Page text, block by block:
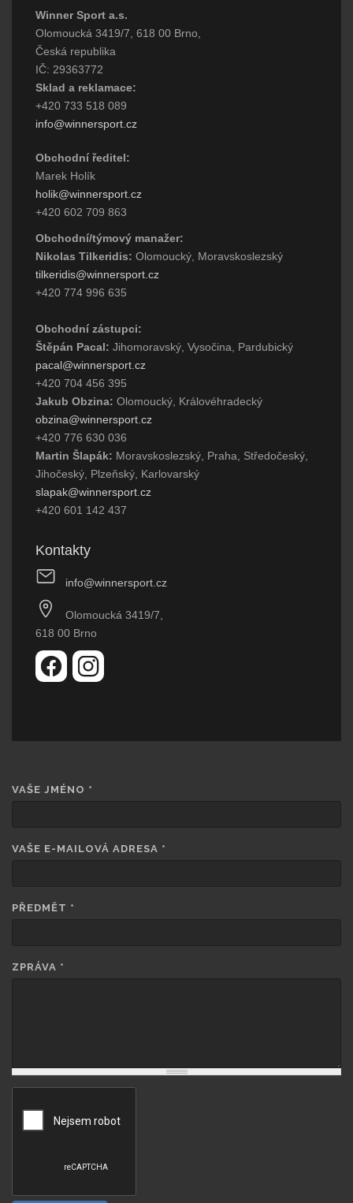
Winner Sport a.s.
Olomoucká 3419/7, 618 00 Brno,
Česká republika
IČ: 29363772
Sklad a reklamace:
+420 733 518 089
info@winnersport.cz
Obchodní ředitel:
Marek Holík
holik@winnersport.cz
+420 602 709 863
Obchodní/týmový manažer:
Nikolas Tilkeridis: Olomoucký, Moravskoslezský
tilkeridis@winnersport.cz
+420 774 996 635
Obchodní zástupci:
Štěpán Pacal: Jihomoravský, Vysočina, Pardubický
pacal@winnersport.cz
+420 704 456 395
Jakub Obzina: Olomoucký, Královéhradecký
obzina@winnersport.cz
+420 776 630 036
Martin Šlapák: Moravskoslezský, Praha, Středočeský,
Jihočeský, Plzeňský, Karlovarský
slapak@winnersport.cz
+420 601 142 437
Kontakty
info@winnersport.cz
Olomoucká 3419/7,
618 00 Brno
VAŠE JMÉNO *
VAŠE E-MAILOVÁ ADRESA *
PŘEDMĚT *
ZPRÁVA *